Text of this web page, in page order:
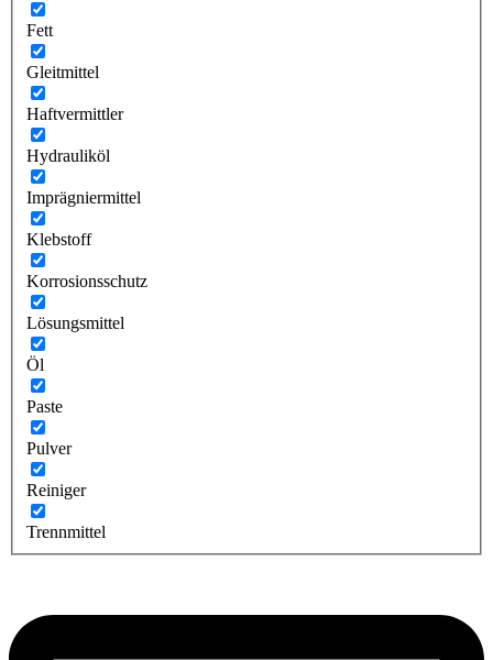
Fett
Gleitmittel
Haftvermittler
Hydrauliköl
Imprägniermittel
Klebstoff
Korrosionsschutz
Lösungsmittel
Öl
Paste
Pulver
Reiniger
Trennmittel